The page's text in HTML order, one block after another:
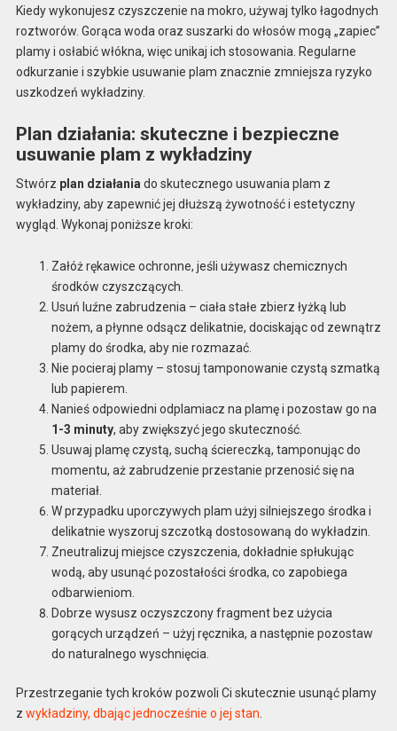
Kiedy wykonujesz czyszczenie na mokro, używaj tylko łagodnych
roztworów. Gorąca woda oraz suszarki do włosów mogą „zapiec”
plamy i osłabić włókna, więc unikaj ich stosowania. Regularne
odkurzanie i szybkie usuwanie plam znacznie zmniejsza ryzyko
uszkodzeń wykładziny.
Plan działania: skuteczne i bezpieczne
usuwanie plam z wykładziny
Stwórz plan działania do skutecznego usuwania plam z
wykładziny, aby zapewnić jej dłuższą żywotność i estetyczny
wygląd. Wykonaj poniższe kroki:
Załóż rękawice ochronne, jeśli używasz chemicznych
środków czyszczących.
Usuń luźne zabrudzenia – ciała stałe zbierz łyżką lub
nożem, a płynne odsącz delikatnie, dociskając od zewnątrz
plamy do środka, aby nie rozmazać.
Nie pocieraj plamy – stosuj tamponowanie czystą szmatką
lub papierem.
Nanieś odpowiedni odplamiacz na plamę i pozostaw go na
1-3 minuty, aby zwiększyć jego skuteczność.
Usuwaj plamę czystą, suchą ściereczką, tamponując do
momentu, aż zabrudzenie przestanie przenosić się na
materiał.
W przypadku uporczywych plam użyj silniejszego środka i
delikatnie wyszoruj szczotką dostosowaną do wykładzin.
Zneutralizuj miejsce czyszczenia, dokładnie spłukując
wodą, aby usunąć pozostałości środka, co zapobiega
odbarwieniom.
Dobrze wysusz oczyszczony fragment bez użycia
gorących urządzeń – użyj ręcznika, a następnie pozostaw
do naturalnego wyschnięcia.
Przestrzeganie tych kroków pozwoli Ci skutecznie usunąć plamy
z wykładziny, dbając jednocześnie o jej stan